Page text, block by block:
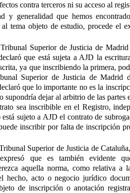
contra terceros ni su acceso al
y generalidad que hemos
tema objeto de estudio, procede el
Superior de Justicia de
que está sujeta a AJD la
ya que inscribiendo la primera,
Superior de Justicia de Madrid
que lo importante no es la
supondría dejar al arbitrio de las partes
sea inscribible en el Registro,
está sujeto a AJD el contrato de
inscribir por falta de inscripción
Superior de Justicia de
que es también evidente
aquella norma, como relativa a
hecho, acto o negocio jurídico
de inscripción o anotación